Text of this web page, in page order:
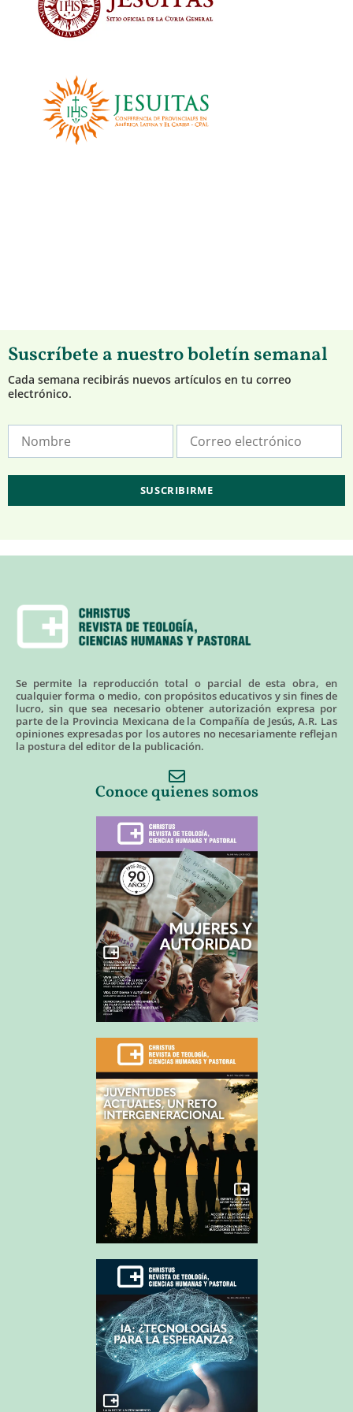
Suscríbete a nuestro boletín semanal
Cada semana recibirás nuevos artículos en tu correo
electrónico.
Se permite la reproducción total o parcial de esta obra, en
cualquier forma o medio, con propósitos educativos y sin fines de
lucro, sin que sea necesario obtener autorización expresa por
parte de la Provincia Mexicana de la Compañía de Jesús, A.R. Las
opiniones expresadas por los autores no necesariamente reflejan
la postura del editor de la publicación.
Conoce quienes somos